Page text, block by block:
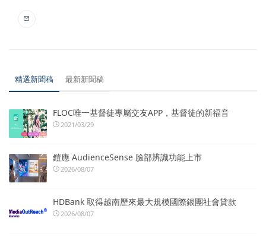
精選新聞稿 最新新聞稿
FLOC唯一基督徒專屬交友APP，基督徒的新福音
2021/03/29
鎧應 AudienceSense 臉部辨識功能上市
2026/08/07
HDBank 取得越南歷來最大規模國際銀團社會貸款
2026/08/07